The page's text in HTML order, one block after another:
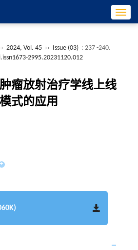
2024, Vol. 45 ›› Issue (03) : 237 -240.
2995.20231120.012
瘤放射治疗学线上线
式的应用
+